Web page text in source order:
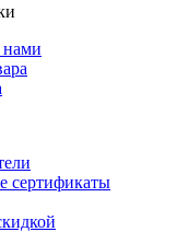
нами
сертификаты